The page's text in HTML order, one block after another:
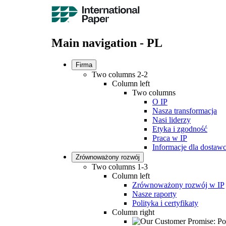
Main navigation - PL
Firma
Two columns 2-2
Column left
Two columns
O IP
Nasza transformacja
Nasi liderzy
Etyka i zgodność
Praca w IP
Informacje dla
Zrównoważony rozwój
Two columns 1-3
Column left
Zrównoważony rozwój w IP
Nasze raporty
Polityka i certyfikaty
Column right